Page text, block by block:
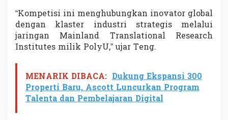
t
k
n
H
i
a
h
B
“Kompetisi ini menghubungkan inovator global
dengan klaster industri strategis melalui
jaringan Mainland Translational Research
Institutes milik PolyU,” ujar Teng.
MENARIK DIBACA: Dukung Ekspansi 300
Properti Baru, Ascott Luncurkan Program
Talenta dan Pembelajaran Digital